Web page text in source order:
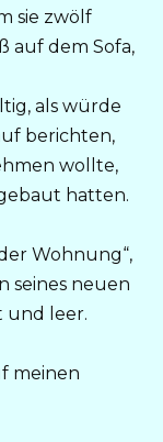
sie zwölf
auf dem Sofa,
als würde
berichten,
wollte,
hatten.
Wohnung“,
seines neuen
und leer.
meinen